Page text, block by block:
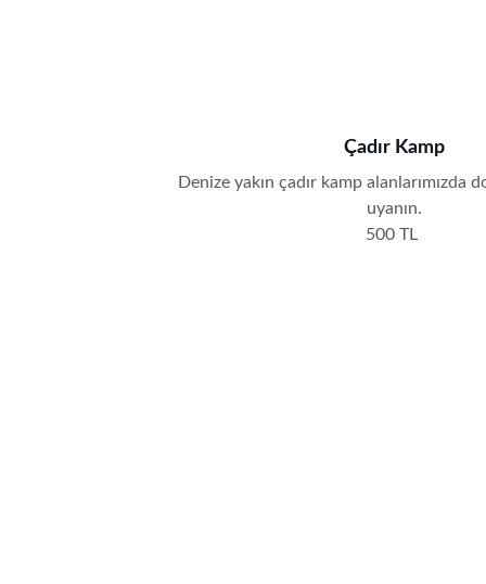
Çadır Kamp
Denize yakın çadır kamp alanlarımızda
uyanın.
500 TL